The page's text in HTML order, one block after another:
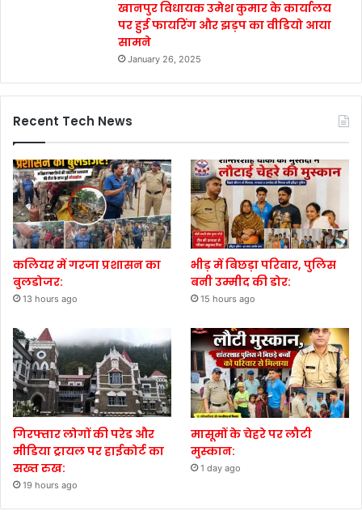
खानपुर विधायक उमेश कुमार के कार्यालय
पर हुई फायरिंग और झड़प का वीडियो आया
सामने
January 26, 2025
Recent Tech News
कलियर में गरजा प्रशासन का
बुलडोजर:
13 hours ago
भीड़ में बिछड़ा परिवार, पुलिस
बनी उम्मीद की डोर:
15 hours ago
गिरफ्तार लोगों की परेड और
मीडिया ट्रायल पर हाईकोर्ट का
सख्त रुख:
19 hours ago
मासूमों के चेहरे पर लौटी
मुस्कान:
1 day ago